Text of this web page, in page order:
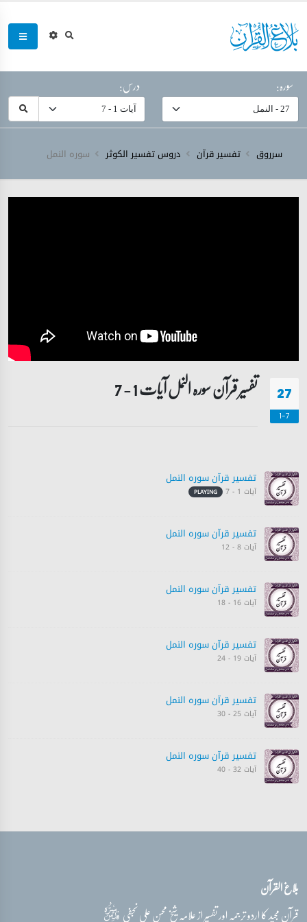
سورہ: درس:
سرروق تفسیر قرآن دروس تفسیر الکوثر سورہ ‎النمل
27
1-7
تفسیر قرآن سورہ ‎النمل آیات 1 - 7
تفسیر قرآن سورہ ‎النمل
آیات 1 - 7 PLAYING
تفسیر قرآن سورہ ‎النمل
آیات 8 - 12
تفسیر قرآن سورہ ‎النمل
آیات 16 - 18
تفسیر قرآن سورہ ‎النمل
آیات 19 - 24
تفسیر قرآن سورہ ‎النمل
آیات 25 - 30
تفسیر قرآن سورہ ‎النمل
آیات 32 - 40
بلاغ القرآن
قرآن مجید کا اردو ترجمہ اور تفسیر از علامہ شیخ محسن علی نجفیقدس‌سره